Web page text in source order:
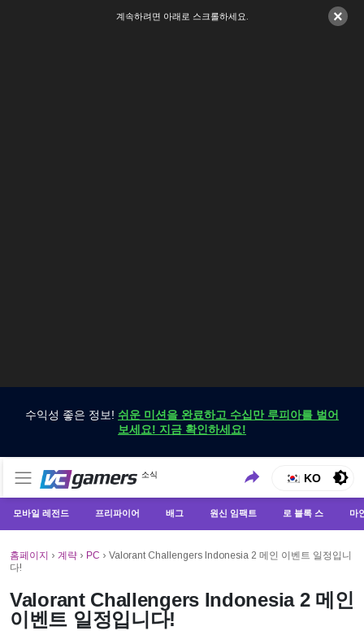
×
계속하려면 아래로 스크롤하세요.
수익성 좋은 정보! 쉬운 미션을 완료하고 수십만 루피아를 벌어
보세요! 지금 확인하세요!
VCGamers 뉴스
소식
VCGamers에서만 최신 게임 뉴스 받기
KO
모바일 레전드 프리파이어 배그 원신 임팩트 로 블록 스 마
홈페이지 › 계략 › PC › Valorant Challengers Indonesia 2 메인 이벤트 일정입니
다!
Valorant Challengers Indonesia 2 메인
이벤트 일정입니다!